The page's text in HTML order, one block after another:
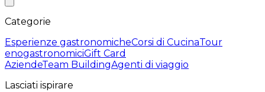
Categorie
Esperienze gastronomicheCorsi di CucinaTour
enogastronomiciGift Card
AziendeTeam BuildingAgenti di viaggio
Lasciati ispirare